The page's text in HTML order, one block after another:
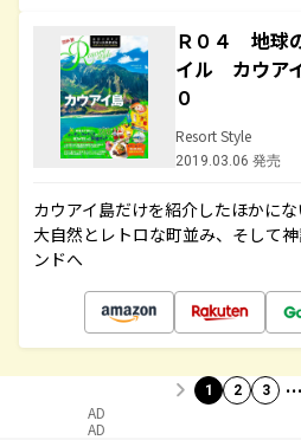
Ｒ０４ 地球
イル カウア
０
Resort Style
2019.03.06 発売
カウアイ島だけを紹介したほかに
大自然とレトロな町並み、そして
ンドへ
1 2 3
AD
AD